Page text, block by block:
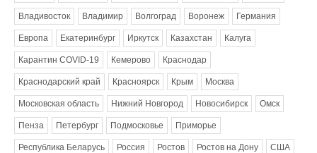
Владивосток Владимир Волгоград Воронеж Германия
Европа Екатеринбург Иркутск Казахстан Калуга
Карантин COVID-19 Кемерово Краснодар
Краснодарский край Красноярск Крым Москва
Московская область Нижний Новгород Новосибирск Омск
Пенза Петербург Подмосковье Приморье
Республика Беларусь Россия Ростов Ростов на Дону США